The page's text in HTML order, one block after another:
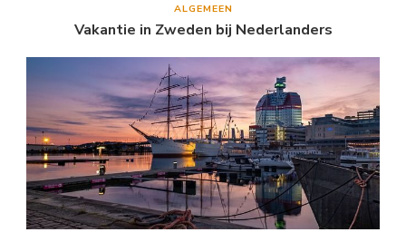
ALGEMEEN
Vakantie in Zweden bij Nederlanders